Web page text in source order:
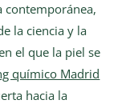
contemporánea,
la ciencia y la
el que la piel se
químico Madrid
hacia la